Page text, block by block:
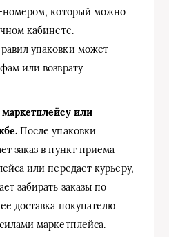
номером, который можно
кабинете.
упаковки может
или возврату
маркетплейсу или
После упаковки
заказ в пункт приема
или передает курьеру,
забирать заказы по
доставка покупателю
маркетплейса.